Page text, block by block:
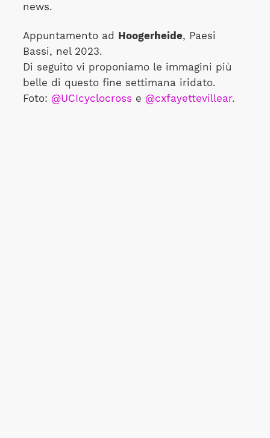
news.
Appuntamento ad Hoogerheide, Paesi
Bassi, nel 2023.
Di seguito vi proponiamo le immagini più
belle di questo fine settimana iridato.
Foto: @UCIcyclocross e @cxfayettevillear.